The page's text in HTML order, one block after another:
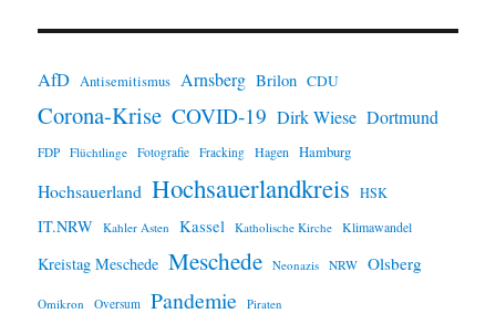
w
s
AfD Antisemitismus Arnsberg Brilon CDU
Corona-Krise COVID-19 Dirk Wiese Dortmund
FDP Flüchtlinge Fotografie Fracking Hagen Hamburg
Hochsauerland Hochsauerlandkreis HSK
IT.NRW Kahler Asten Kassel Katholische Kirche Klimawandel
Kreistag Meschede Meschede Neonazis NRW Olsberg
Omikron Oversum Pandemie Piraten